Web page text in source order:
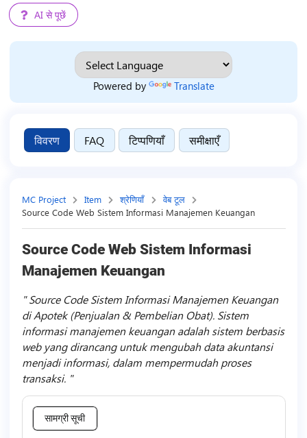
AI से पूछें
Powered by Translate
विवरण FAQ टिप्पणियाँ समीक्षाएँ
MC Project Item श्रेणियाँ
वेब टूल
Source Code Web Sistem Informasi Manajemen Keuangan
Source Code Web Sistem Informasi
Manajemen Keuangan
Source Code Sistem Informasi Manajemen Keuangan
di Apotek (Penjualan & Pembelian Obat). Sistem
informasi manajemen keuangan adalah sistem berbasis
web yang dirancang untuk mengubah data akuntansi
menjadi informasi, dalam mempermudah proses
transaksi.
सामग्री सूची